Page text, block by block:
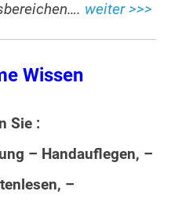
weiter >>>
Wissen
Sie :
– Handauflegen, –
–